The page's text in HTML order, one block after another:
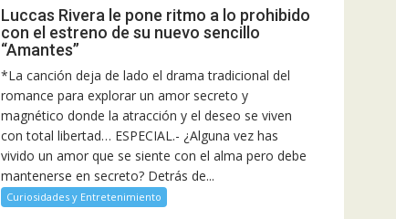
Luccas Rivera le pone ritmo a lo prohibido
con el estreno de su nuevo sencillo
“Amantes”
*La canción deja de lado el drama tradicional del
romance para explorar un amor secreto y
magnético donde la atracción y el deseo se viven
con total libertad… ESPECIAL.- ¿Alguna vez has
vivido un amor que se siente con el alma pero debe
mantenerse en secreto? Detrás de...
Curiosidades y Entretenimiento